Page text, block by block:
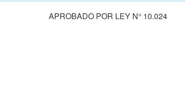
APROBADO POR LEY N° 10.024